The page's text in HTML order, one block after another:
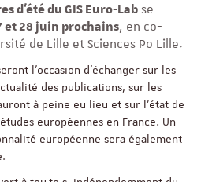
d’été du GIS Euro-Lab se
et 28 juin prochains, en co-
de Lille et Sciences Po Lille.
l'occasion d’échanger sur les
des publications, sur les
à peine eu lieu et sur l’état de
européennes en France. Un
européenne sera également